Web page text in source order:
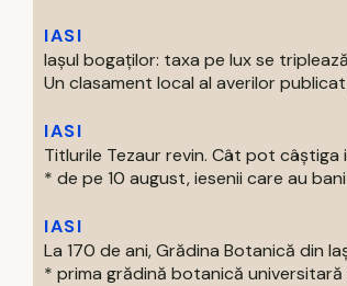
IASI
Iașul bogaților: taxa pe lux se
Un clasament local al averilor
IASI
Titlurile Tezaur revin. Cât pot câștiga
* de pe 10 august, iesenii care au
IASI
La 170 de ani, Grădina Botanică din
* prima grădină botanică universitară